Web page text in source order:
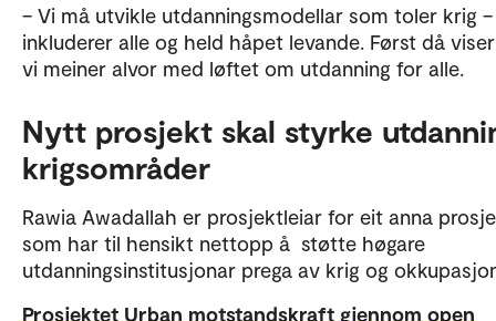
– Vi må utvikle utdanningsmodellar som toler krig
inkluderer alle og held håpet levande. Først då
vi meiner alvor med løftet om utdanning for alle.
Nytt prosjekt skal styrke
krigsområder
Rawia Awadallah er prosjektleiar for eit anna
som har til hensikt nettopp å støtte høgare
utdanningsinstitusjonar prega av krig og
Prosjektet Urban motstandskraft gjennom open